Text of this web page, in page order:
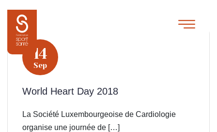
14
Sep
World Heart Day 2018
La Société Luxembourgeoise de Cardiologie
organise une journée de […]